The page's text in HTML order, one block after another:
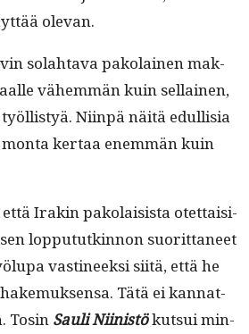
olevan.
solah­ta­va pako­lainen mak­
vähem­män kuin sel­l­ainen,
Niin­pä näitä edullisia
ker­taa enem­män kuin
että Irakin pako­lai­sista otet­taisi­
lop­pututkin­non suorit­ta­neet
vasti­neek­si siitä, että he
Tätä ei kan­nat­
Tosin Sauli Niin­istökut­sui min­